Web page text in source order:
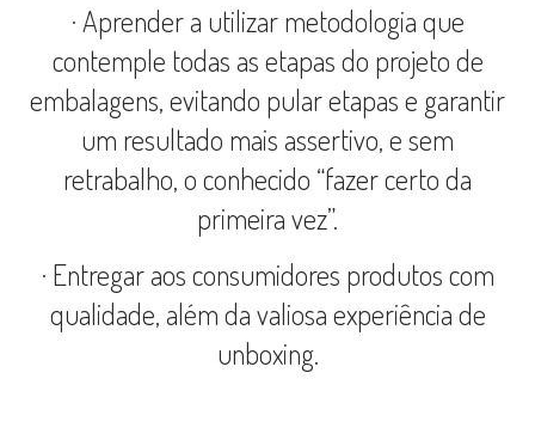
· Aprender a utilizar metodologia que
contemple todas as etapas do projeto de
embalagens, evitando pular etapas e garantir
um resultado mais assertivo, e sem
retrabalho, o conhecido “fazer certo da
primeira vez”.
· Entregar aos consumidores produtos com
qualidade, além da valiosa experiência de
unboxing.